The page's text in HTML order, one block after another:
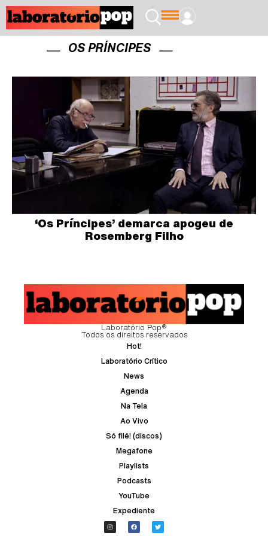
OS PRÍNCIPES
‘Os Príncipes’ demarca apogeu de
Rosemberg Filho
Laboratório Pop®
Todos os direitos reservados
Hot!
Laboratório Crítico
News
Agenda
Na Tela
Ao Vivo
Só filé! (discos)
Megafone
Playlists
Podcasts
YouTube
Expediente